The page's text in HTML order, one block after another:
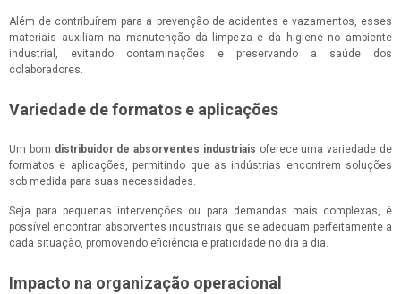
Além de contribuírem para a prevenção de acidentes e vazamentos, esses
materiais auxiliam na manutenção da limpeza e da higiene no ambiente
industrial, evitando contaminações e preservando a saúde dos
colaboradores.
Variedade de formatos e aplicações
Um bom distribuidor de absorventes industriais oferece uma variedade de
formatos e aplicações, permitindo que as indústrias encontrem soluções
sob medida para suas necessidades.
Seja para pequenas intervenções ou para demandas mais complexas, é
possível encontrar absorventes industriais que se adequam perfeitamente a
cada situação, promovendo eficiência e praticidade no dia a dia.
Impacto na organização operacional